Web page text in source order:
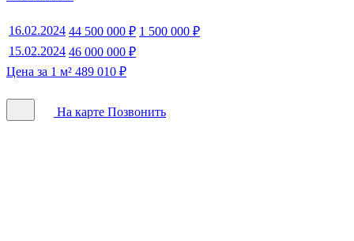
16.02.2024 44 500 000 ₽ 1 500 000 ₽
15.02.2024 46 000 000 ₽
Цена за 1 м² 489 010 ₽
На карте Позвонить